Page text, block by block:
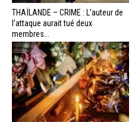
THAÏLANDE – CRIME : L’auteur de
l’attaque aurait tué deux
membres...